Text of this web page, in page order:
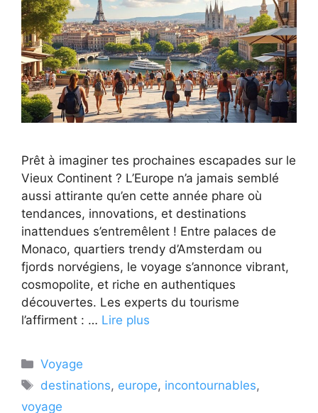
Prêt à imaginer tes prochaines escapades sur le
Vieux Continent ? L’Europe n’a jamais semblé
aussi attirante qu’en cette année phare où
tendances, innovations, et destinations
inattendues s’entremêlent ! Entre palaces de
Monaco, quartiers trendy d’Amsterdam ou
fjords norvégiens, le voyage s’annonce vibrant,
cosmopolite, et riche en authentiques
découvertes. Les experts du tourisme
l’affirment : … Lire plus
Catégories
Voyage
Étiquettes
destinations, europe, incontournables,
voyage